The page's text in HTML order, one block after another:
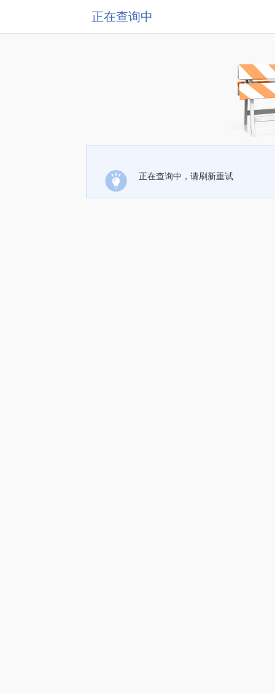
正在查询中
正在查询中，请刷新重试